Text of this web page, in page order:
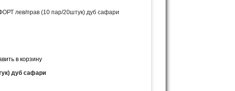
лев/прав (10 пар/20штук) дуб сафари
дуб сафари